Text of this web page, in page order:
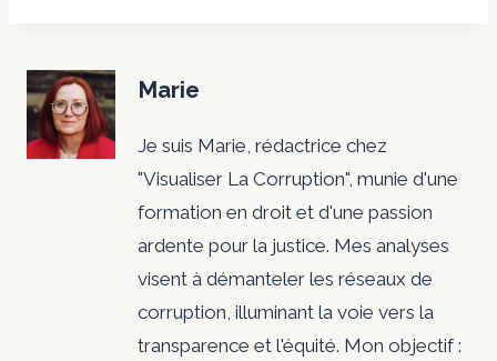
Marie
Je suis Marie, rédactrice chez
"Visualiser La Corruption", munie d'une
formation en droit et d'une passion
ardente pour la justice. Mes analyses
visent à démanteler les réseaux de
corruption, illuminant la voie vers la
transparence et l'équité. Mon objectif :